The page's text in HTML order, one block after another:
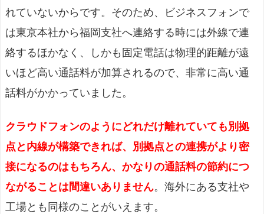
れていないからです。そのため、ビジネスフォンで
は東京本社から福岡支社へ連絡する時には外線で連
絡するほかなく、しかも固定電話は物理的距離が遠
いほど高い通話料が加算されるので、非常に高い通
話料がかかっていました。
クラウドフォンのようにどれだけ離れていても別拠
点と内線が構築できれば、別拠点との連携がより密
接になるのはもちろん、かなりの通話料の節約につ
ながることは間違いありません。海外にある支社や
工場とも同様のことがいえます。